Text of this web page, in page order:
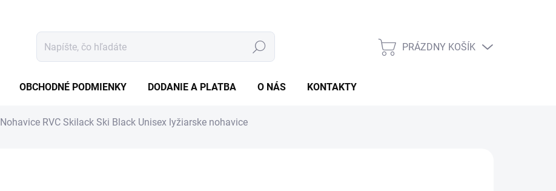
Hľadať
NÁKUPNÝ
PRÁZDNY KOŠÍK
OBCHODNÉ PODMIENKY DODANIE A PLATBA O NÁS KONTAKTY
Nohavice RVC Skilack Ski Black Unisex lyžiarske nohavice